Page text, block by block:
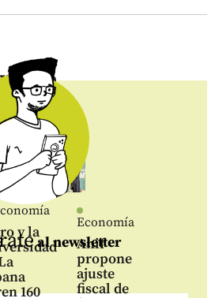
y la
160
Economía
Anif
propone
ajuste
fiscal de
al newsletter